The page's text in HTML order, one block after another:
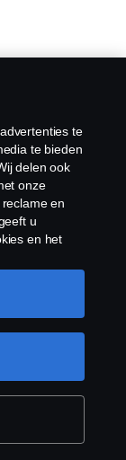
te
te bieden
delen ook
onze
en
u
en het
Voor een